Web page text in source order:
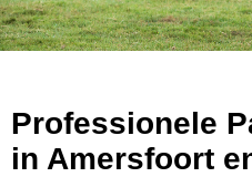
Professionele
in Amersfoort